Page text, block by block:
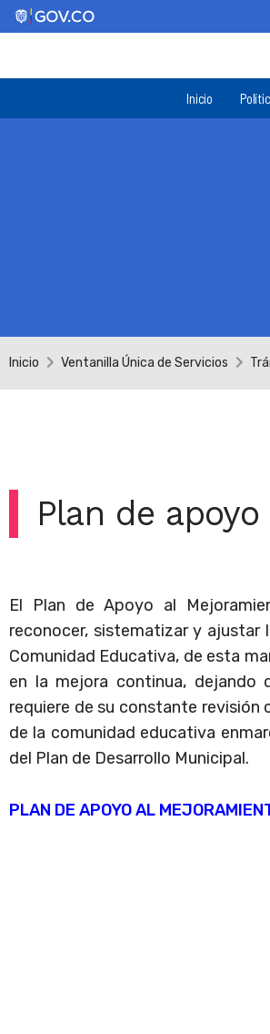
Inicio
Inicio Ventanilla Única de Servicios
Plan de
El Plan de Apoyo al
reconocer, sistematizar y ajustar
Comunidad Educativa, de esta
en la mejora continua,
requiere de su constante revisión
de la comunidad educativa
del Plan de Desarrollo Municipal.
PLAN DE APOYO AL